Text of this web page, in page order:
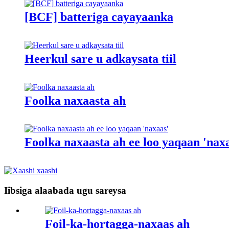
[BCF] batteriga cayayaanka
Heerkul sare u adkaysata tiil
Foolka naxaasta ah
Foolka naxaasta ah ee loo yaqaan
Iibsiga alaabada ugu sareysa
Foil-ka-hortagga-naxaas ah